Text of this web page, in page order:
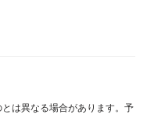
は異なる場合があります。予